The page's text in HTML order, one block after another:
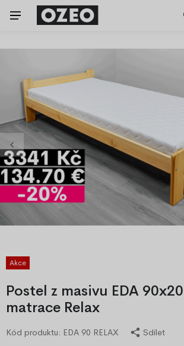
Akce
Postel z masivu EDA
matrace Relax
Kód produktu: EDA 90 RELAX Sdílet